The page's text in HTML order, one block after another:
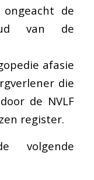
de
van de
afasie
die
de NVLF
register.
volgende